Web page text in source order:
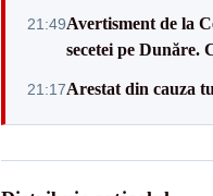
21:49Avertisment de la
secetei pe Dunăre.
21:17Arestat din cauza